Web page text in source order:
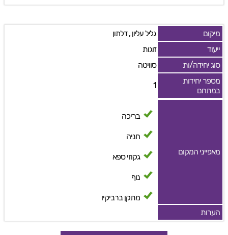
מיקום גליל עליון,דלתון
ייעוד
זוגות
סוג יחידה/ות
סוויטה
מספר יחידות
במתחם
1
מאפייני המקום
בריכה
חניה
גקוזי ספא
נוף
מתקן ברביקיו
הערות